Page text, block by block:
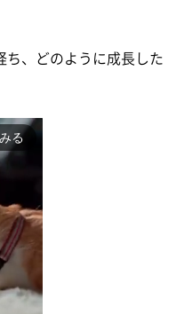
、どのように成長した
る